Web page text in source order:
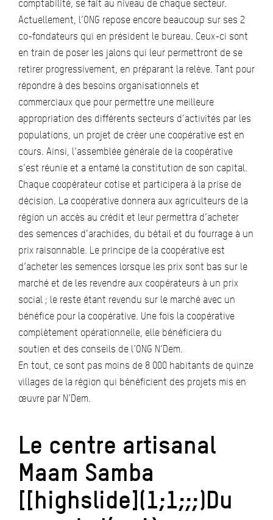
comptabilité, se fait au niveau de chaque secteur.
Actuellement, l’ONG repose encore beaucoup sur ses 2
co-fondateurs qui en président le bureau. Ceux-ci sont
en train de poser les jalons qui leur permettront de se
retirer progressivement, en préparant la relève. Tant pour
répondre à des besoins organisationnels et
commerciaux que pour permettre une meilleure
appropriation des différents secteurs d’activités par les
populations, un projet de créer une coopérative est en
cours. Ainsi, l’assemblée générale de la coopérative
s’est réunie et a entamé la constitution de son capital.
Chaque coopérateur cotise et participera à la prise de
décision. La coopérative donnera aux agriculteurs de la
région un accès au crédit et leur permettra d’acheter
des semences d’arachides, du bétail et du fourrage à un
prix raisonnable. Le principe de la coopérative est
d’acheter les semences lorsque les prix sont bas sur le
marché et de les revendre aux coopérateurs à un prix
social ; le reste étant revendu sur le marché avec un
bénéfice pour la coopérative. Une fois la coopérative
complètement opérationnelle, elle bénéficiera du
soutien et des conseils de l’ONG N’Dem.
En tout, ce sont pas moins de 8 000 habitants de quinze
villages de la région qui bénéficient des projets mis en
œuvre par N’Dem.
Le centre artisanal
Maam Samba
[[highslide](1;1;;;)Du